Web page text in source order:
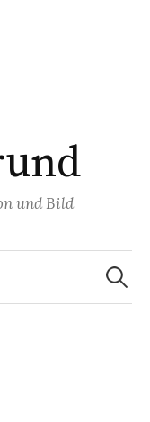
und Bild
Suchen
nach: